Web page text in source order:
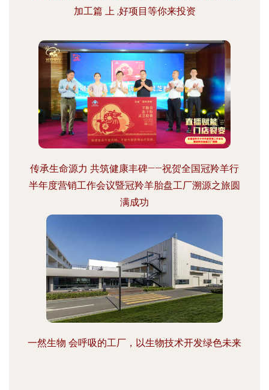
加工篇 上 ,好项目等你来投资
传承生命源力 共筑健康丰碑——祝贺全国冠羚羊行
半年度营销工作会议暨冠羚羊胎盘工厂溯源之旅圆
满成功
一然生物 会呼吸的工厂，以生物技术开发绿色未来